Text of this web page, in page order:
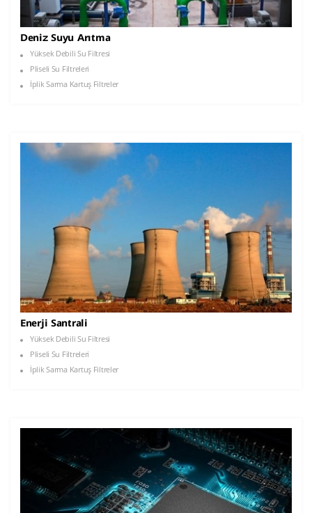
Deniz Suyu Arıtma
Yüksek Debili Su Filtresi
Pliseli Su Filtreleri
İplik Sarma Kartuş Filtreler
Enerji Santrali
Yüksek Debili Su Filtresi
Pliseli Su Filtreleri
İplik Sarma Kartuş Filtreler